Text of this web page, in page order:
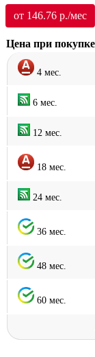
от 146.76 р./мес
Цена при
4 мес.
6 мес.
12 мес.
18 мес.
24 мес.
36 мес.
48 мес.
60 мес.